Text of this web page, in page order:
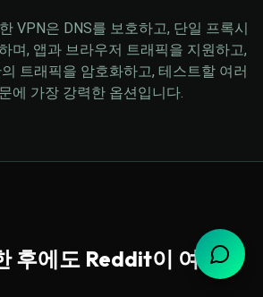
VPN은 DNS를 보호하고, 단일 프록시
며, 앱과 브라우저 트래픽을 지원하고,
트래픽을 암호화하고, 테스트할 여러
에 가장 강력한 옵션입니다.
후에도 Reddit이 여전히